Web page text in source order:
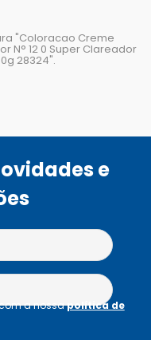
"Coloracao Creme
N° 12 0 Super Clareador
28324".
e
a nossapolítica de